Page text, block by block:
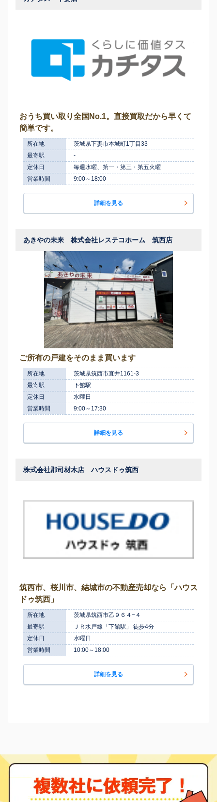
おうち買い取り全国No.1。直接買取だから早くて
簡単です。
所在地
茨城県下妻市本城町1丁目33
最寄駅
-
定休日
毎週水曜、第一・第三・第五火曜
営業時間
9:00～18:00
詳細を見る
あきやの未来 株式会社レステコホーム 筑西店
ご所有の戸建をそのまま買います
所在地
茨城県筑西市直井1161-3
最寄駅
下館駅
定休日
水曜日
営業時間
9:00～17:30
詳細を見る
株式会社郡司材木店 ハウスドゥ筑西
筑西市、桜川市、結城市の不動産売却なら「ハウス
ドゥ筑西」
所在地
茨城県筑西市乙９６４−４
最寄駅
ＪＲ水戸線「下館駅」 徒歩4分
定休日
水曜日
営業時間
10:00～18:00
詳細を見る